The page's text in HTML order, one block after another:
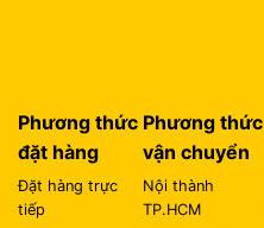
Phương thức
đặt hàng
Đặt hàng trực
tiếp
Phương thức
vận chuyển
Nội thành
TP.HCM